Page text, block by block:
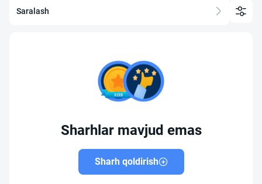
Saralash
Sharhlar mavjud emas
Sharh qoldirish